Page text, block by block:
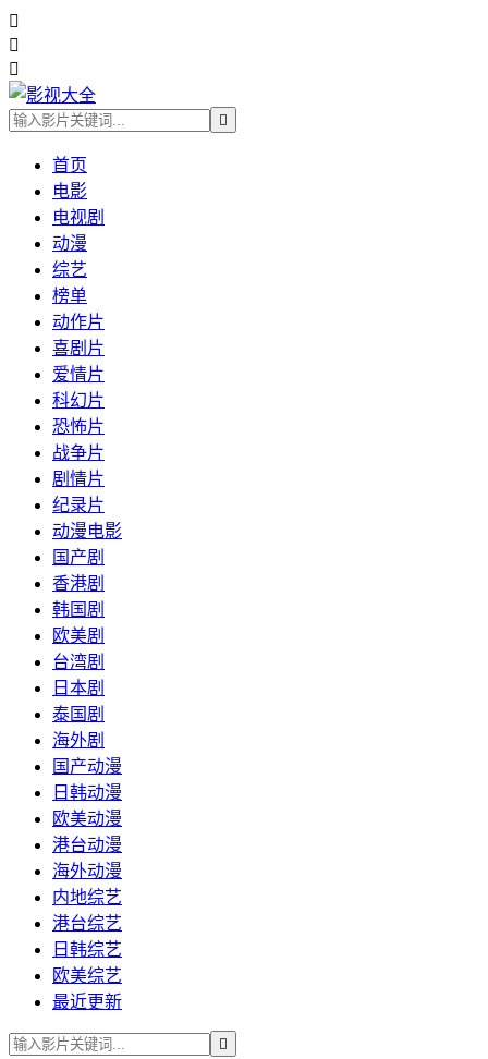




首页
电影
电视剧
动漫
综艺
榜单
动作片
喜剧片
爱情片
科幻片
恐怖片
战争片
剧情片
纪录片
动漫电影
国产剧
香港剧
韩国剧
欧美剧
台湾剧
日本剧
泰国剧
海外剧
国产动漫
日韩动漫
欧美动漫
港台动漫
海外动漫
内地综艺
港台综艺
日韩综艺
欧美综艺
最近更新
